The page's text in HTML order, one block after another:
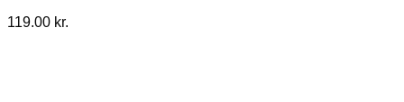
119.00 kr.